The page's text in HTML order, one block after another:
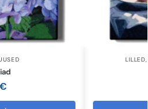
€
LILLED